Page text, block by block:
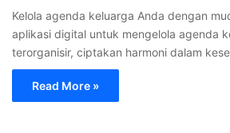
Kelola agenda keluarga Anda dengan
aplikasi digital untuk mengelola agenda
terorganisir, ciptakan harmoni dalam
Read More »